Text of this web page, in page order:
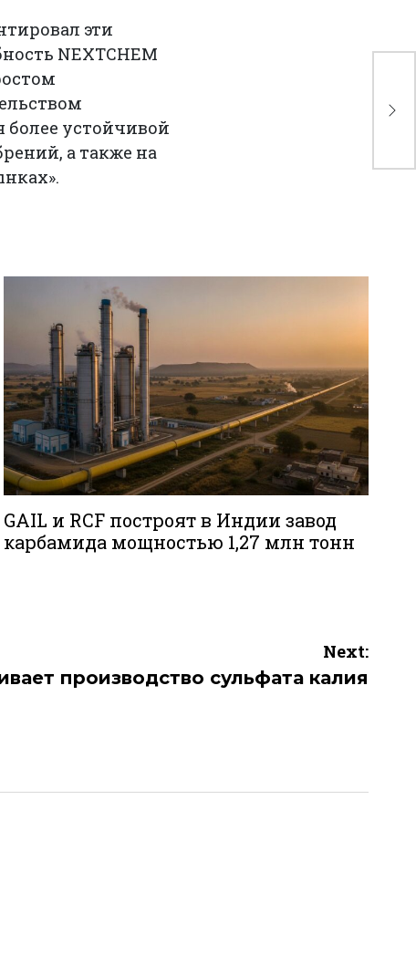
эти
NEXTCHEM
более устойчивой
а также на
GAIL и RCF построят в Индии завод
карбамида мощностью 1,27 млн тонн
Next:
производство сульфата калия